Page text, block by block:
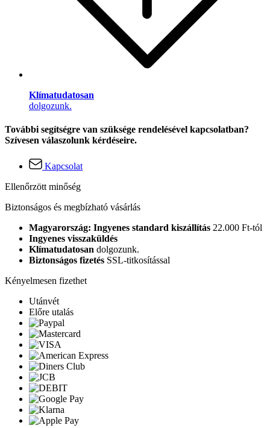
Klímatudatosan
dolgozunk.
További segítségre van szüksége rendelésével kapcsolatban?
Szívesen válaszolunk kérdéseire.
Kapcsolat
Ellenőrzött minőség
Biztonságos és megbízható vásárlás
Magyarország: Ingyenes standard kiszállítás 22.000 Ft-tól
Ingyenes visszaküldés
Klímatudatosan dolgozunk.
Biztonságos fizetés SSL-titkosítással
Kényelmesen fizethet
Utánvét
Előre utalás